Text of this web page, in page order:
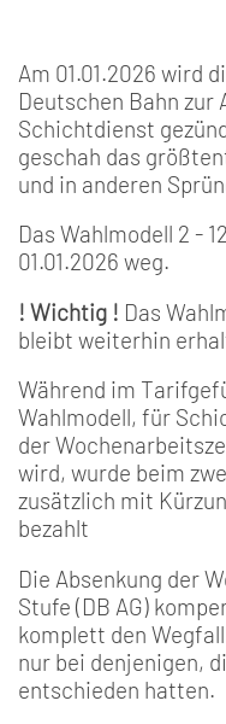
Am 01.01.2026 wird
Deutschen Bahn
Schichtdienst
geschah das
und in anderen
Das Wahlmodell 2 -
01.01.2026 weg.
! Wichtig ! Das
bleibt weiterhin
Während im
Wahlmodell, für
der
wird, wurde beim
zusätzlich mit
bezahlt
Die Absenkung der
Stufe (DB AG)
komplett den
nur bei denjenigen,
entschieden hatten.